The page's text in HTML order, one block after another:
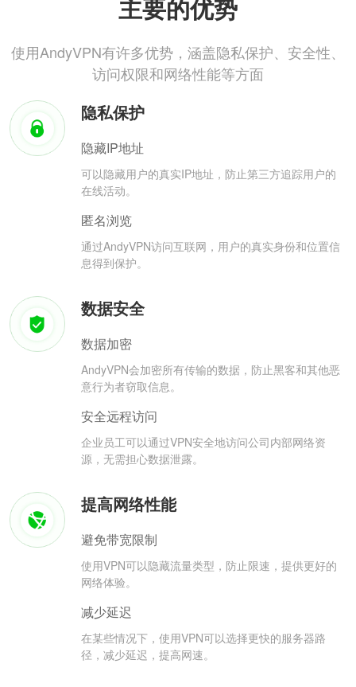
主要的优势
使用AndyVPN有许多优势，涵盖隐私保护、安全性、
访问权限和网络性能等方面
隐私保护
隐藏IP地址
可以隐藏用户的真实IP地址，防止第三方追踪用户的
在线活动。
匿名浏览
通过AndyVPN访问互联网，用户的真实身份和位置信
息得到保护。
数据安全
数据加密
AndyVPN会加密所有传输的数据，防止黑客和其他恶
意行为者窃取信息。
安全远程访问
企业员工可以通过VPN安全地访问公司内部网络资
源，无需担心数据泄露。
提高网络性能
避免带宽限制
使用VPN可以隐藏流量类型，防止限速，提供更好的
网络体验。
减少延迟
在某些情况下，使用VPN可以选择更快的服务器路
径，减少延迟，提高网速。